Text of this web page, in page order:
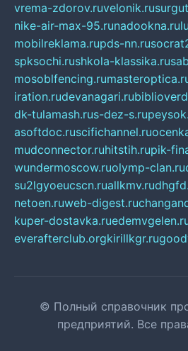
vrema-zdorov.ruvelonik.ru
nike-air-max-95.runadookna.ru
mobilreklama.rupds-nn.ru
spksochi.rushkola-klassika.ru
mosoblfencing.ru
iration.rudevanagari.ru
dk-tulamash.rus-dez-s.ru
asoftdoc.ruscifichannel.ru
mudconnector.ruhitstih.rupik-
wundermoscow.ruolymp-clan.ru
su2lgyoeucscn.ruallkmv.ru
netoen.ruweb-digest.ru
kuper-dostavka.ru
everafterclub.orgkirillkgr.ru
© Полный справочник
предприятий. Все